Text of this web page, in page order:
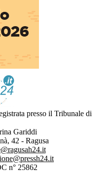
presso il Tribunale di
Gariddi
42 - Ragusa
n° 25862